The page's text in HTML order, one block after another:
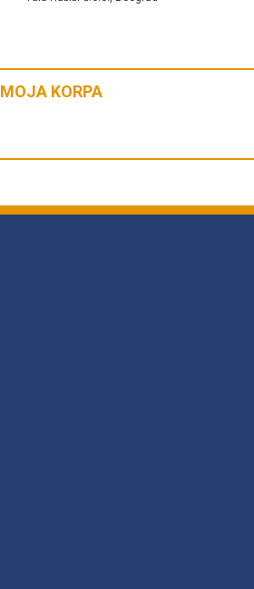
MOJA KORPA